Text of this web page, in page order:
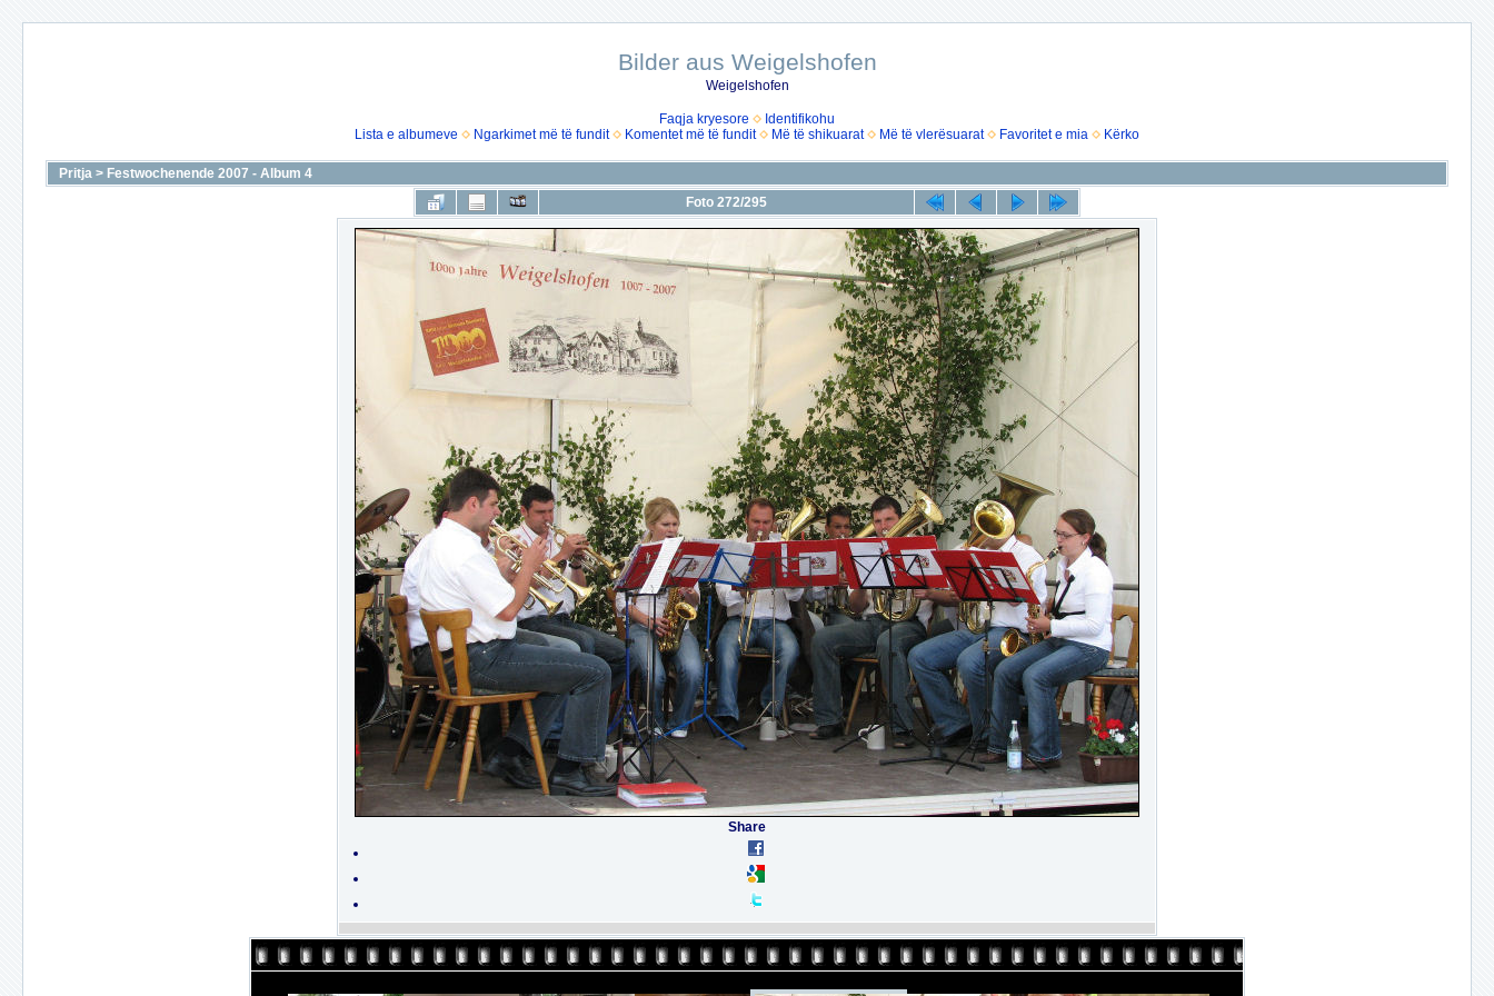
Bilder aus Weigelshofen
Weigelshofen
Faqja kryesore
Identifikohu
Lista e albumeve
Ngarkimet më të fundit Komentet më të fundit Më të shikuarat Më të vlerësuarat Favoritet e mia Kërko
Pritja > Festwochenende 2007 - Album 4
Foto 272/295
Share